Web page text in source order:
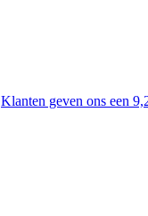
Klanten geven ons een